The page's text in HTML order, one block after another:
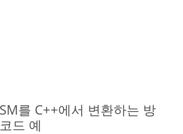
를 C++에서 변환하는 방
드 예